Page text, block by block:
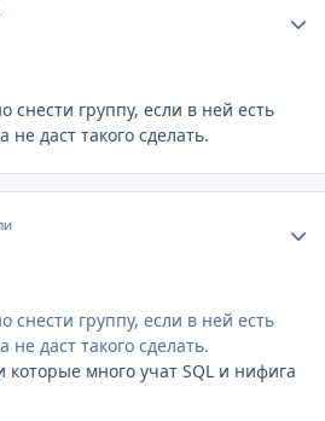
снести группу, если в ней есть
не даст такого сделать.
снести группу, если в ней есть
не даст такого сделать.
много учат SQL и нифига